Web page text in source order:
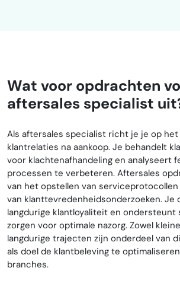
Wat voor opdrachten
aftersales specialist
Als aftersales specialist richt je je op
klantrelaties na aankoop. Je behandelt
voor klachtenafhandeling en analyseert
processen te verbeteren. Aftersales
van het opstellen van
van klanttevredenheidsonderzoeken. Je
langdurige klantloyaliteit en ondersteunt
zorgen voor optimale nazorg. Zowel
langdurige trajecten zijn onderdeel van
als doel de klantbeleving te
branches.